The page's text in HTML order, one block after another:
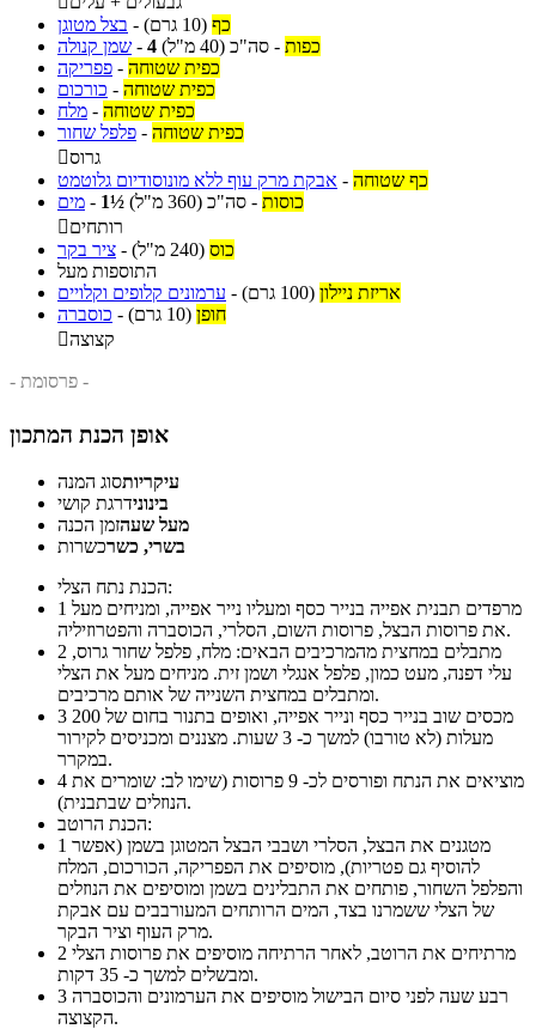
בצל מטוגן - כף (10 גרם)
שמן קנולה - 4 כפות - סה"כ (40 מ"ל)
פפריקה - כפית שטוחה
כורכום - כפית שטוחה
מלח - כפית שטוחה
פלפל שחור - כפית שטוחה
גרוס
אבקת מרק עוף ללא מונוסודיום גלוטמט - כף שטוחה
מים - 1½ כוסות - סה"כ (360 מ"ל)
רותחים
ציר בקר - כוס (240 מ"ל)
התוספות מעל
ערמונים קלופים וקלויים - אריזת ניילון (100 גרם)
כוסברה - חופן (10 גרם)
קצוצה
- פרסומת -
אופן הכנת המתכון
עיקריותסוג המנה
בינונידרגת קושי
מעל שעהזמן הכנה
בשרי, כשרכשרות
הכנת נתח הצלי:
1
את פרוסות הבצל, פרוסות השום, הסלרי, הכוסברה והפטרוזיליה.
2
עלי דפנה, מעט כמון, פלפל אנגלי ושמן זית. מניחים מעל את הצלי
ומתבלים במחצית השנייה של אותם מרכיבים.
3
מעלות (לא טורבו) למשך כ- 3 שעות. מצננים ומכניסים לקירור
במקרר.
4
הנוזלים שבתבנית).
הכנת הרוטב:
1
להוסיף גם פטריות), מוסיפים את הפפריקה, הכורכום, המלח
והפלפל השחור, פותחים את התבלינים בשמן ומוסיפים את הנוזלים
של הצלי ששמרנו בצד, המים הרותחים המעורבבים עם אבקת
מרק העוף וציר הבקר.
2
ומבשלים למשך כ- 35 דקות.
3
הקצוצה.